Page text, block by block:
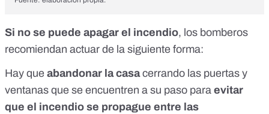
Si no se puede apagar el incendio, los bomberos
recomiendan actuar de la siguiente forma:
Hay que abandonar la casacerrando las puertas y
ventanas que se encuentren a su paso para evitar
que el incendio se propague entre las